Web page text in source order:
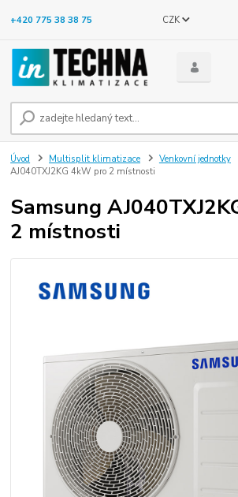
CZK
+420 775 38 38 75
Úvod Multisplit klimatizace Venkovní jednotky
AJ040TXJ2KG 4kW pro 2 místnosti
Samsung
2 místnosti